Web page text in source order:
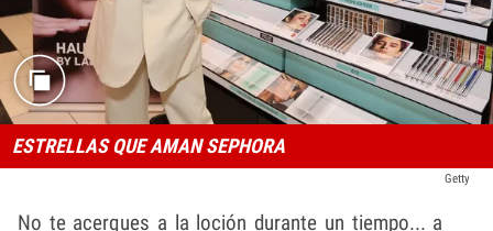
ESTRELLAS QUE AMAN SEPHORA
Getty
No te acerques a la loción durante un tiempo... a